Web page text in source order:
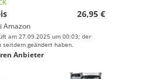
26,95 €
Amazon
am 27.09.2025 um 00:03; der
seitdem geändert haben.
Anbieter